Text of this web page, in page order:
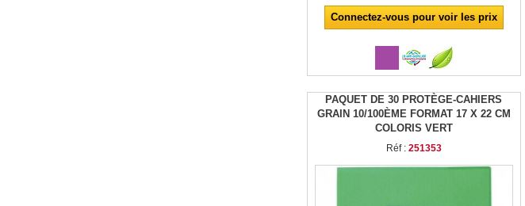
Connectez-vous pour voir les prix
PAQUET DE 30 PROTÈGE-CAHIERS
GRAIN 10/100ÈME FORMAT 17 X 22 CM
COLORIS VERT
Réf : 251353